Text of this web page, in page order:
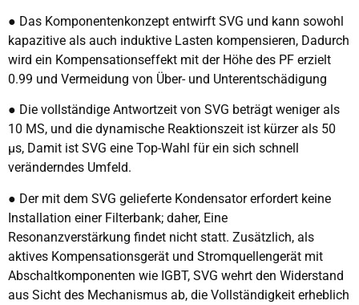
● Das Komponentenkonzept entwirft SVG und kann sowohl
kapazitive als auch induktive Lasten kompensieren, Dadurch
wird ein Kompensationseffekt mit der Höhe des PF erzielt
0.99 und Vermeidung von Über- und Unterentschädigung
● Die vollständige Antwortzeit von SVG beträgt weniger als
10 MS, und die dynamische Reaktionszeit ist kürzer als 50
μs, Damit ist SVG eine Top-Wahl für ein sich schnell
veränderndes Umfeld.
● Der mit dem SVG gelieferte Kondensator erfordert keine
Installation einer Filterbank; daher, Eine
Resonanzverstärkung findet nicht statt. Zusätzlich, als
aktives Kompensationsgerät und Stromquellengerät mit
Abschaltkomponenten wie IGBT, SVG wehrt den Widerstand
aus Sicht des Mechanismus ab, die Vollständigkeit erheblich